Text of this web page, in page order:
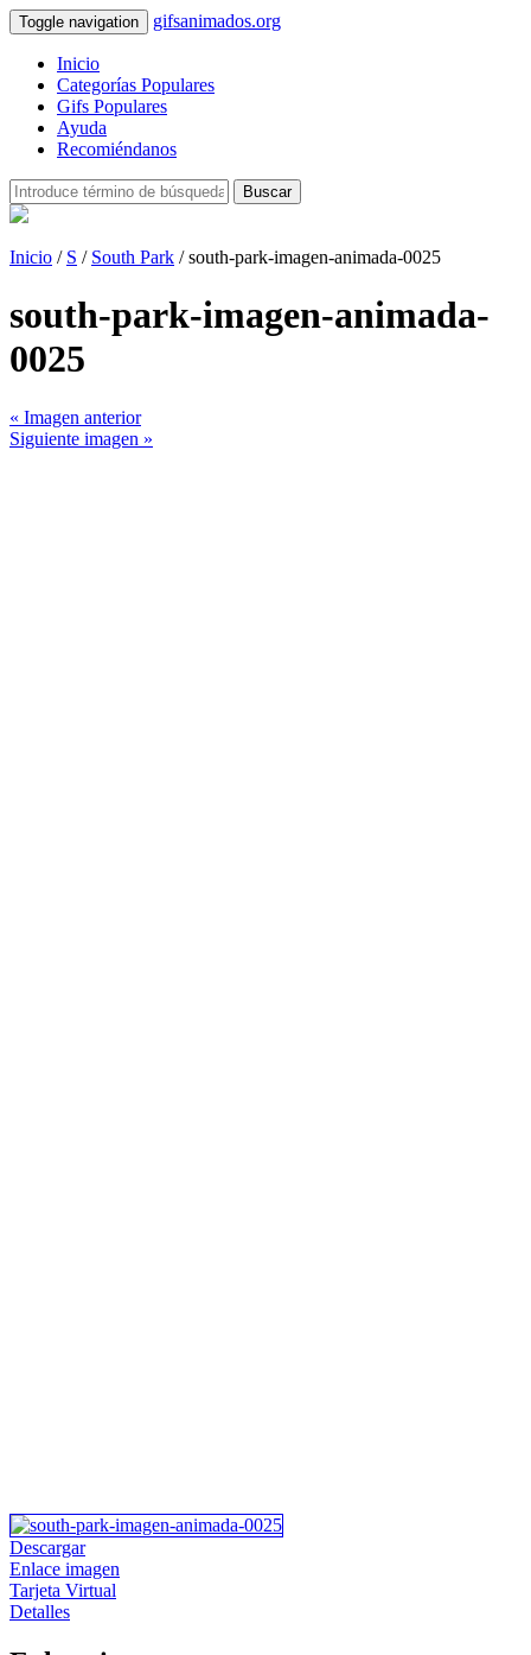
Toggle navigation gifsanimados.org
Inicio
Categorías Populares
Gifs Populares
Ayuda
Recomiéndanos
Buscar
Inicio / S / South Park / south-park-imagen-animada-0025
south-park-imagen-animada-
0025
« Imagen anterior
Siguiente imagen »
Descargar
Enlace imagen
Tarjeta Virtual
Detalles